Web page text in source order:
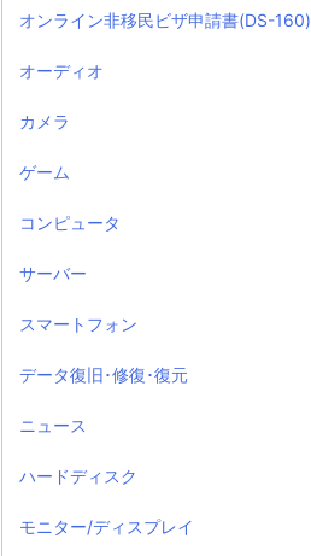
オンライン非移民ビザ申請書(DS-160)
オーディオ
カメラ
ゲーム
コンピュータ
サーバー
スマートフォン
データ復旧･修復･復元
ニュース
ハードディスク
モニター/ディスプレイ